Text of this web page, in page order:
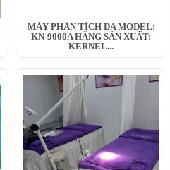
MÁY PHÂN TÍCH DA MODEL:
KN-9000A HÃNG SẢN XUẤT:
KERNEL...